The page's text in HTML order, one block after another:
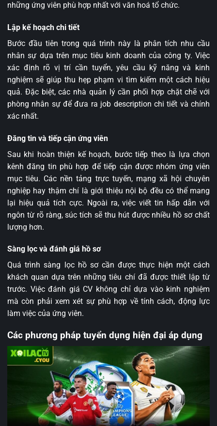
những ứng viên phù hợp nhất với văn hoá tổ chức.
Lập kế hoạch chi tiết
Bước đầu tiên trong quá trình này là phân tích nhu cầu
nhân sự dựa trên mục tiêu kinh doanh của công ty. Việc
xác định rõ vị trí cần tuyển, yêu cầu kỹ năng và kinh
nghiệm sẽ giúp thu hẹp phạm vi tìm kiếm một cách hiệu
quả. Đặc biệt, các nhà quản lý cần phối hợp chặt chẽ với
phòng nhân sự để đưa ra job description chi tiết và chính
xác nhất.
Đăng tin và tiếp cận ứng viên
Sau khi hoàn thiện kế hoạch, bước tiếp theo là lựa chọn
kênh đăng tin phù hợp để tiếp cận được nhóm ứng viên
mục tiêu. Các nền tảng trực tuyến, mạng xã hội chuyên
nghiệp hay thậm chí là giới thiệu nội bộ đều có thể mang
lại hiệu quả tích cực. Ngoài ra, việc viết tin hấp dẫn với
ngôn từ rõ ràng, súc tích sẽ thu hút được nhiều hồ sơ chất
lượng hơn.
Sàng lọc và đánh giá hồ sơ
Quá trình sàng lọc hồ sơ cần được thực hiện một cách
khách quan dựa trên những tiêu chí đã được thiết lập từ
trước. Việc đánh giá CV không chỉ dựa vào kinh nghiệm
mà còn phải xem xét sự phù hợp về tính cách, động lực
làm việc của ứng viên.
Các phương pháp tuyển dụng hiện đại áp dụng